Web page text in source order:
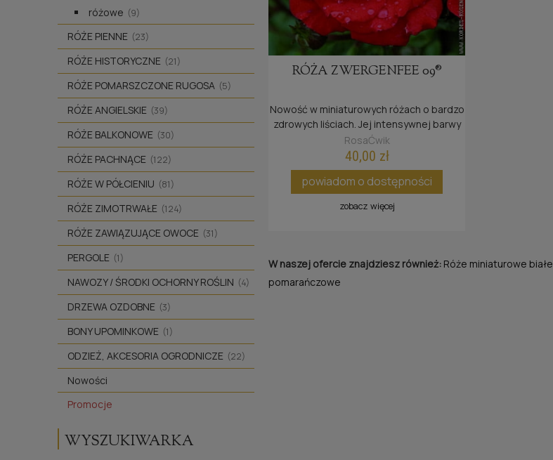
różowe (9)
RÓŻE PIENNE (23)
RÓŻE HISTORYCZNE (21)
RÓŻE POMARSZCZONE RUGOSA (5)
RÓŻE ANGIELSKIE (39)
RÓŻE BALKONOWE (30)
RÓŻE PACHNĄCE (122)
RÓŻE W PÓŁCIENIU (81)
RÓŻE ZIMOTRWAŁE (124)
RÓŻE ZAWIĄZUJĄCE OWOCE (31)
PERGOLE (1)
NAWOZY / ŚRODKI OCHORNY ROŚLIN (4)
DRZEWA OZDOBNE (3)
BONY UPOMINKOWE (1)
ODZIEŻ, AKCESORIA OGRODNICZE (22)
Nowości
Promocje
WYSZUKIWARKA
RÓŻA ZWERGENFEE 09®
Nowość w miniaturowych różach o bardzo
zdrowych liściach. Jej intensywnej barwy
baldaszki kwiatów przyciągają wzrok,
szczególnie, gdy są wyeksponowane w
donicach, na balkonie lub tarasie.
RosaĆwik
40,00 zł
powiadom o dostępności
zobacz więcej
W naszej ofercie znajdziesz również: Róże miniaturowe białe
pomarańczowe